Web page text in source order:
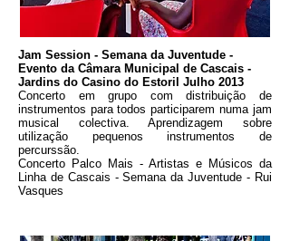
Jam Session - Semana da Juventude -
Evento da Câmara Municipal de Cascais -
Jardins do Casino do Estoril Julho 2013
Concerto em grupo com distribuição de
instrumentos para todos participarem numa jam
musical colectiva. Aprendizagem sobre
utilização pequenos instrumentos de
percurssão.
Concerto Palco Mais - Artistas e Músicos da
Linha de Cascais - Semana da Juventude - Rui
Vasques